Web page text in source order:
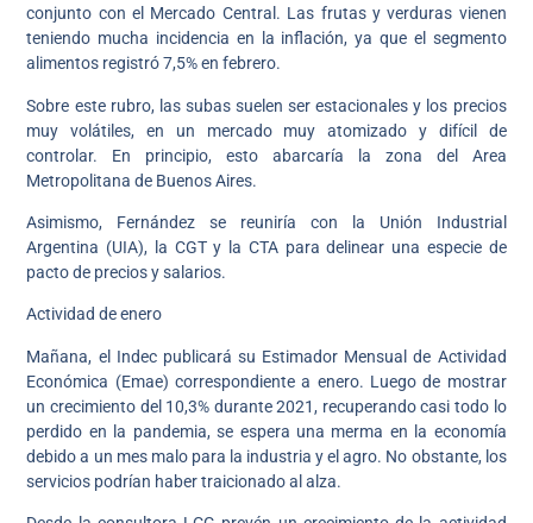
conjunto con el Mercado Central. Las frutas y verduras vienen
teniendo mucha incidencia en la inflación, ya que el segmento
alimentos registró 7,5% en febrero.
Sobre este rubro, las subas suelen ser estacionales y los precios
muy volátiles, en un mercado muy atomizado y difícil de
controlar. En principio, esto abarcaría la zona del Area
Metropolitana de Buenos Aires.
Asimismo, Fernández se reuniría con la Unión Industrial
Argentina (UIA), la CGT y la CTA para delinear una especie de
pacto de precios y salarios.
Actividad de enero
Mañana, el Indec publicará su Estimador Mensual de Actividad
Económica (Emae) correspondiente a enero. Luego de mostrar
un crecimiento del 10,3% durante 2021, recuperando casi todo lo
perdido en la pandemia, se espera una merma en la economía
debido a un mes malo para la industria y el agro. No obstante, los
servicios podrían haber traicionado al alza.